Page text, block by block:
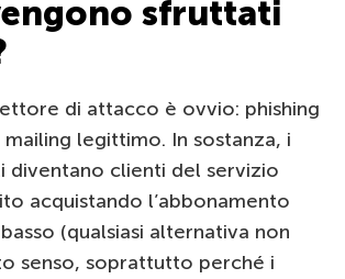
sfruttati
di attacco è ovvio: phishing
legittimo. In sostanza, i
diventano clienti del servizio
acquistando l’abbonamento
(qualsiasi alternativa non
senso, soprattutto perché i